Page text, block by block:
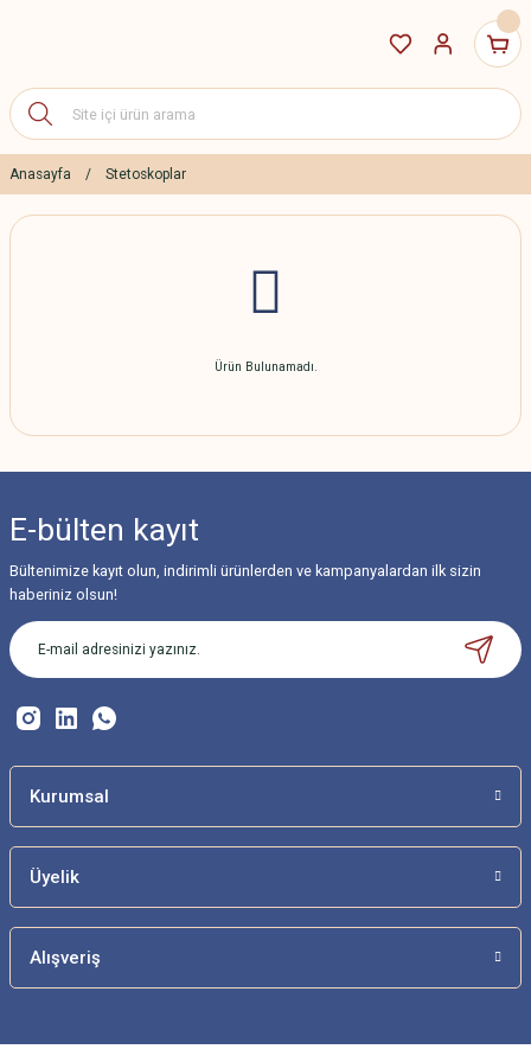
Anasayfa Stetoskoplar
Ürün Bulunamadı.
E-bülten kayıt
Bültenimize kayıt olun, indirimli ürünlerden ve kampanyalardan ilk sizin
haberiniz olsun!
Kurumsal
Üyelik
Alışveriş